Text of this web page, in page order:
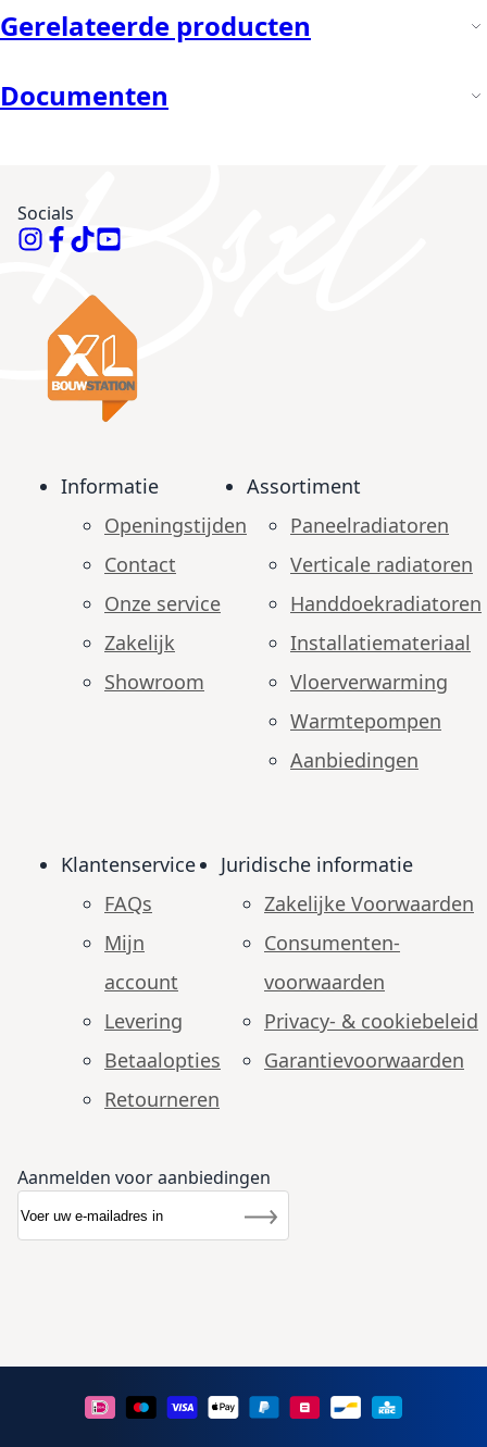
Gerelateerde producten
Documenten
Socials
Informatie
Openingstijden
Contact
Onze service
Zakelijk
Showroom
Assortiment
Paneelradiatoren
Verticale radiatoren
Handdoekradiatoren
Installatiemateriaal
Vloerverwarming
Warmtepompen
Aanbiedingen
Klantenservice
FAQs
Mijn
account
Levering
Betaalopties
Retourneren
Juridische informatie
Zakelijke Voorwaarden
Consumenten­
voorwaarden
Privacy- & cookiebeleid
Garantie­voorwaarden
Aanmelden voor aanbiedingen
Nieuwsbrief
Inschrijven